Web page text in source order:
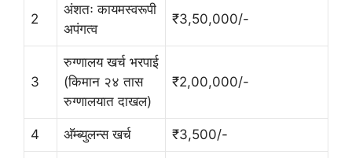
2
अंशतः कायमस्वरूपी
अपंगत्व
₹3,50,000/-
3
रुग्णालय खर्च भरपाई
(किमान २४ तास
रुग्णालयात दाखल)
₹2,00,000/-
4 अ‍ॅम्ब्युलन्स खर्च ₹3,500/-